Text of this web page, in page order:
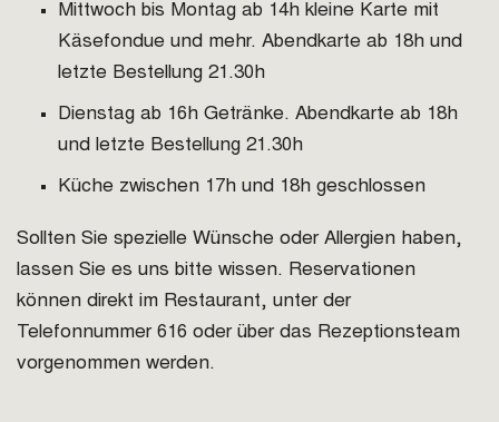
Mittwoch bis Montag ab 14h kleine Karte mit
Käsefondue und mehr. Abendkarte ab 18h und
letzte Bestellung 21.30h
Dienstag ab 16h Getränke. Abendkarte ab 18h
und letzte Bestellung 21.30h
Küche zwischen 17h und 18h geschlossen
Sollten Sie spezielle Wünsche oder Allergien haben,
lassen Sie es uns bitte wissen. Reservationen
können direkt im Restaurant, unter der
Telefonnummer 616 oder über das Rezeptionsteam
vorgenommen werden.